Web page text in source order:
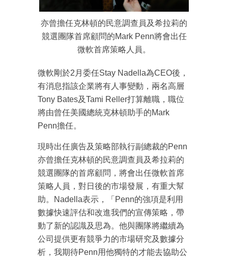
亦曾擔任克林頓的民意調查員及希拉莉的
競選團隊首席顧問的Mark Penn將會出任
微軟首席策略人員。
微軟剛於2月委任Stay Nadella為CEO後，
有消息指該企業將有人事變動，兩名高層
Tony Bates及Tami Reller打算離職，職位
將由曾任美國總統克林頓助手的Mark
Penn擔任。
現時出任廣告及策略部執行副總裁的Penn
亦曾擔任克林頓的民意調查員及希拉莉的
競選團隊的首席顧問，將會出任微軟首席
策略人員，對日後的市場發展，有重大幫
助。Nadella表示，「Penn的強項是利用
數據快速評估和改進我們的宣傳策略，帶
動了新的認識及思為。他與團隊將繼續為
公司提供更有競爭力的市場研究及數據分
析，我期待Penn用他獨特的才能去協助公
成為 EJ Tech 會員
最新資訊（附創業懶人包），直達郵
箱！